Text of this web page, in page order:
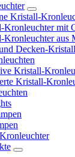
Kristall-
Kronleuchter mit
Kronleuchter aus
Decken-
Kristall-
Kristall-